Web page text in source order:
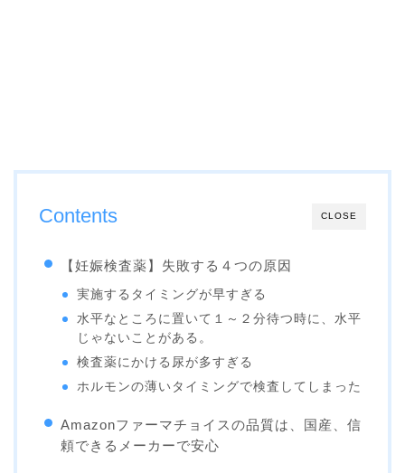
CLOSE
Contents
【妊娠検査薬】失敗する４つの原因
実施するタイミングが早すぎる
水平なところに置いて１～２分待つ時に、水平
じゃないことがある。
検査薬にかける尿が多すぎる
ホルモンの薄いタイミングで検査してしまった
Amazonファーマチョイスの品質は、国産、信
頼できるメーカーで安心